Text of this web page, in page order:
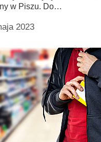
w Piszu. Do…
2023